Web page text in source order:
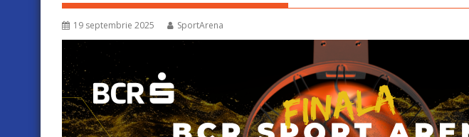
19 septembrie 2025 SportArena